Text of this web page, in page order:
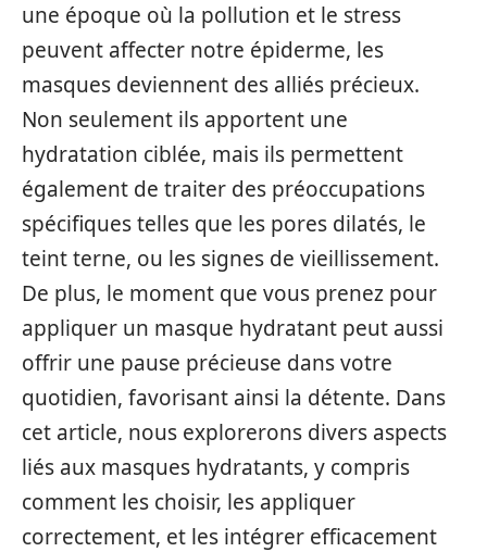
une époque où la pollution et le stress
peuvent affecter notre épiderme, les
masques deviennent des alliés précieux.
Non seulement ils apportent une
hydratation ciblée, mais ils permettent
également de traiter des préoccupations
spécifiques telles que les pores dilatés, le
teint terne, ou les signes de vieillissement.
De plus, le moment que vous prenez pour
appliquer un masque hydratant peut aussi
offrir une pause précieuse dans votre
quotidien, favorisant ainsi la détente. Dans
cet article, nous explorerons divers aspects
liés aux masques hydratants, y compris
comment les choisir, les appliquer
correctement, et les intégrer efficacement